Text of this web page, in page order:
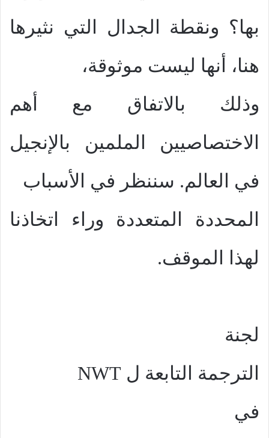
بها؟ ونقطة الجدال التي نثيرها
هنا، أنها ليست موثوقة،
وذلك بالاتفاق مع أهم
الاختصاصيين الملمين بالإنجيل
في العالم. سننظر في الأسباب
المحددة المتعددة وراء اتخاذنا
لهذا الموقف.
لجنة
الترجمة التابعة ل NWT
في